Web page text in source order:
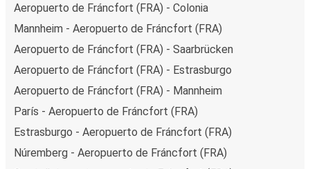
Aeropuerto de Fráncfort (FRA) - Colonia
Mannheim - Aeropuerto de Fráncfort (FRA)
Aeropuerto de Fráncfort (FRA) - Saarbrücken
Aeropuerto de Fráncfort (FRA) - Estrasburgo
Aeropuerto de Fráncfort (FRA) - Mannheim
París - Aeropuerto de Fráncfort (FRA)
Estrasburgo - Aeropuerto de Fráncfort (FRA)
Núremberg - Aeropuerto de Fráncfort (FRA)